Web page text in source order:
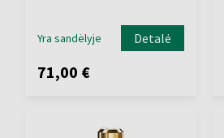
Yra sandėlyje Detalė
71,00 €